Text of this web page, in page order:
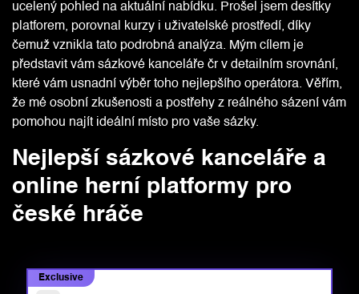
ucelený pohled na aktuální nabídku. Prošel jsem desítky
platforem, porovnal kurzy i uživatelské prostředí, díky
čemuž vznikla tato podrobná analýza. Mým cílem je
představit vám sázkové kanceláře čr v detailním srovnání,
které vám usnadní výběr toho nejlepšího operátora. Věřím,
že mé osobní zkušenosti a postřehy z reálného sázení vám
pomohou najít ideální místo pro vaše sázky.
Nejlepší sázkové kanceláře a
online herní platformy pro
české hráče
Exclusive